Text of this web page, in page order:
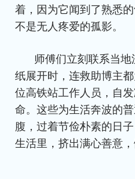
着，因为它闻到了熟悉
不是无人疼爱的孤影。
师傅们立刻联系当
纸展开时，连救助博主
位高铁站工作人员，自
命。这些为生活奔波的
腹，过着节俭朴素的日
生活里，挤出满心善意，